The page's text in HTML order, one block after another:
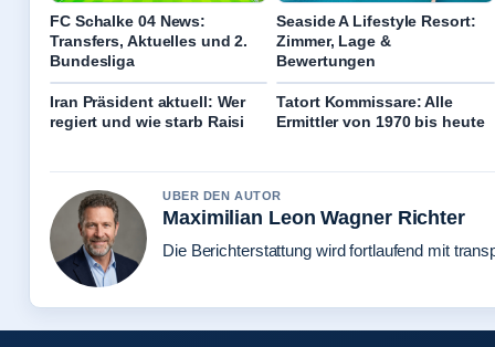
FC Schalke 04 News:
Transfers, Aktuelles und 2.
Bundesliga
Seaside A Lifestyle Resort:
Zimmer, Lage &
Bewertungen
Iran Präsident aktuell: Wer
regiert und wie starb Raisi
Tatort Kommissare: Alle
Ermittler von 1970 bis heute
UBER DEN AUTOR
Maximilian Leon Wagner Richter
Die Berichterstattung wird fortlaufend mit